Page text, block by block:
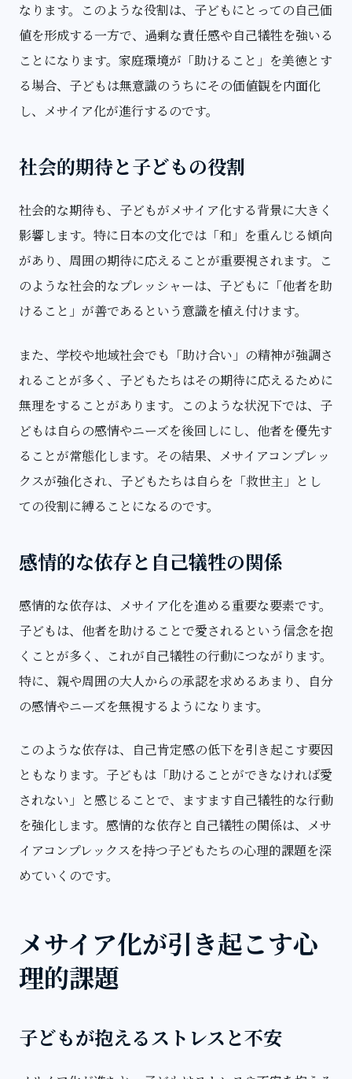
なります。このような役割は、子どもにとっての自己価
値を形成する一方で、過剰な責任感や自己犠牲を強いる
ことになります。家庭環境が「助けること」を美徳とす
る場合、子どもは無意識のうちにその価値観を内面化
し、メサイア化が進行するのです。
社会的期待と子どもの役割
社会的な期待も、子どもがメサイア化する背景に大きく
影響します。特に日本の文化では「和」を重んじる傾向
があり、周囲の期待に応えることが重要視されます。こ
のような社会的なプレッシャーは、子どもに「他者を助
けること」が善であるという意識を植え付けます。
また、学校や地域社会でも「助け合い」の精神が強調さ
れることが多く、子どもたちはその期待に応えるために
無理をすることがあります。このような状況下では、子
どもは自らの感情やニーズを後回しにし、他者を優先す
ることが常態化します。その結果、メサイアコンプレッ
クスが強化され、子どもたちは自らを「救世主」とし
ての役割に縛ることになるのです。
感情的な依存と自己犠牲の関係
感情的な依存は、メサイア化を進める重要な要素です。
子どもは、他者を助けることで愛されるという信念を抱
くことが多く、これが自己犠牲の行動につながります。
特に、親や周囲の大人からの承認を求めるあまり、自分
の感情やニーズを無視するようになります。
このような依存は、自己肯定感の低下を引き起こす要因
ともなります。子どもは「助けることができなければ愛
されない」と感じることで、ますます自己犠牲的な行動
を強化します。感情的な依存と自己犠牲の関係は、メサ
イアコンプレックスを持つ子どもたちの心理的課題を深
めていくのです。
メサイア化が引き起こす心
理的課題
子どもが抱えるストレスと不安